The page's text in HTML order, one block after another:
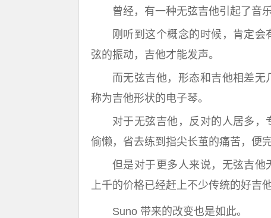
曾经，有一种无弦吉他引起了音
刚听到这个概念的时候，肯定
弦的振动，吉他才能发声。
而无弦吉他，形态和吉他相差
称为吉他形状的电子琴。
对于无弦吉他，反对的人居多
偷懒，省去练到指尖长茧的痛苦，便
但是对于更多人来说，无弦吉
上千的价格已经赶上不少传统的好吉
Suno 带来的改变也是如此。